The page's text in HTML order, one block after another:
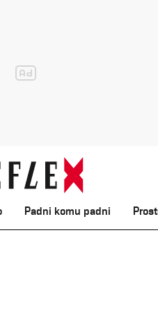
Padni komu padni